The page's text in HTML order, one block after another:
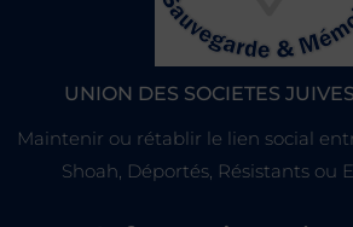
UNION DES SOCIETES
Maintenir ou rétablir le lien social
Shoah, Déportés, Résistants ou